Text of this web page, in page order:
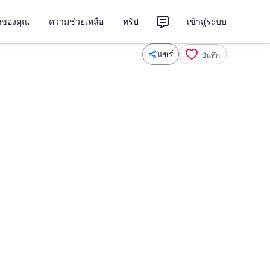
ของคุณ ความช่วยเหลือ ทริป เข้าสู่ระบบ
แชร์ บันทึก